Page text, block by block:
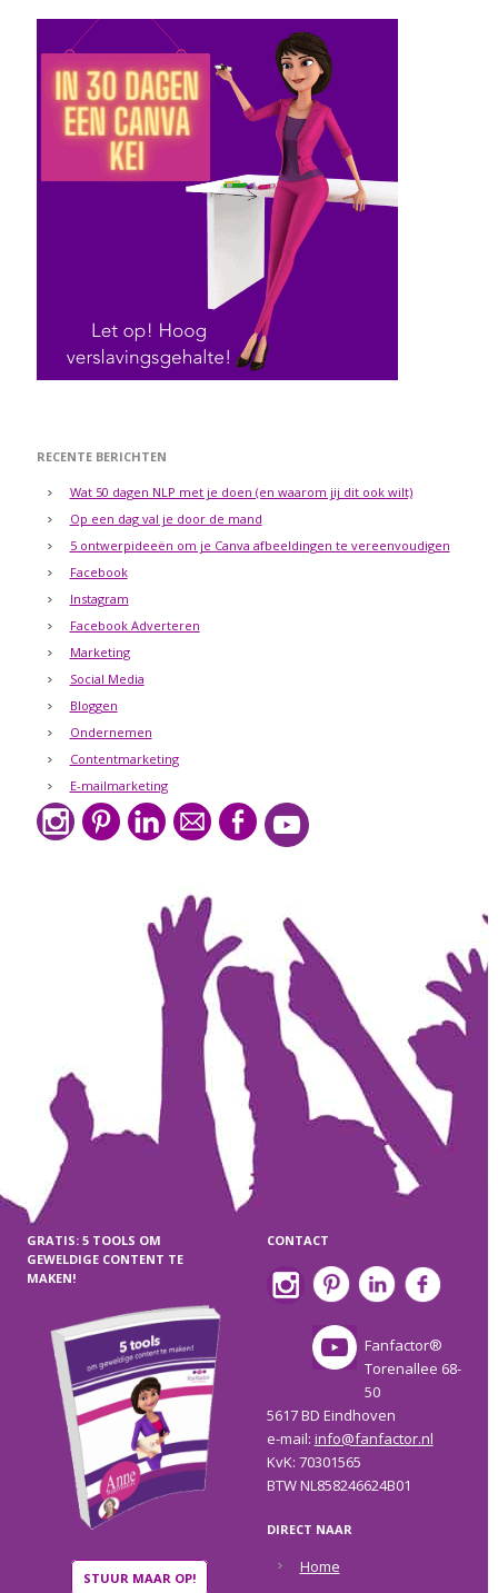
RECENTE BERICHTEN
Wat 50 dagen NLP met je doen (en waarom jij dit ook wilt)
Op een dag val je door de mand
5 ontwerpideeën om je Canva afbeeldingen te vereenvoudigen
Facebook
Instagram
Facebook Adverteren
Marketing
Social Media
Bloggen
Ondernemen
Contentmarketing
E-mailmarketing
GRATIS: 5 TOOLS OM
GEWELDIGE CONTENT TE
MAKEN!
STUUR MAAR OP!
CONTACT
Fanfactor®
Torenallee 68-
50
5617 BD Eindhoven
e-mail: info@fanfactor.nl
KvK: 70301565
BTW NL858246624B01
DIRECT NAAR
Home